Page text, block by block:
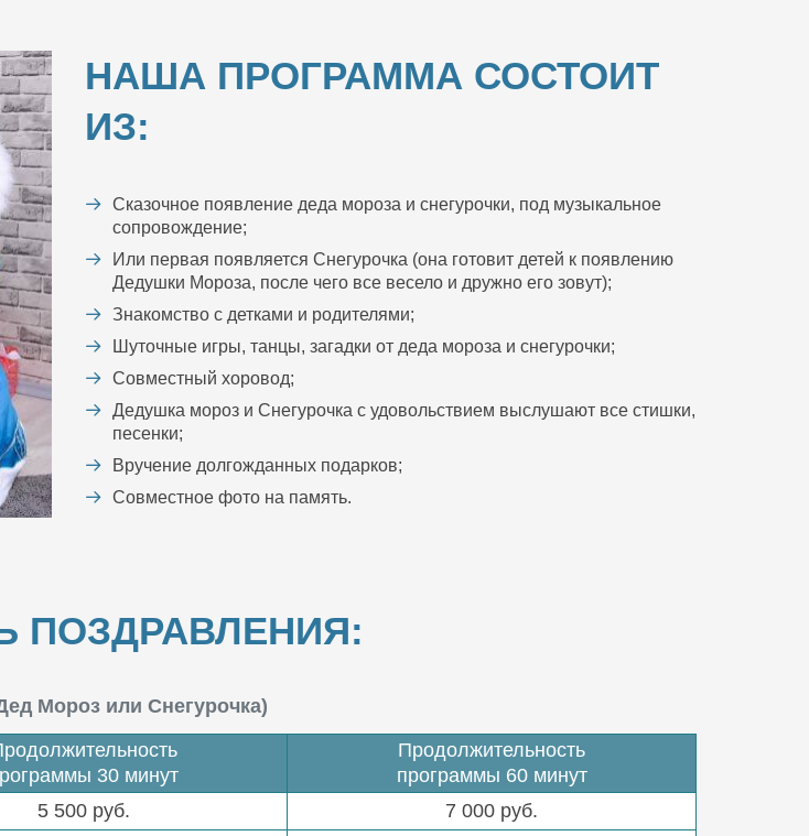
НАША ПРОГРАММА СОСТОИТ
ИЗ:
Сказочное появление деда мороза и снегурочки, под музыкальное
сопровождение;
Или первая появляется Снегурочка (она готовит детей к появлению
Дедушки Мороза, после чего все весело и дружно его зовут);
Знакомство с детками и родителями;
Шуточные игры, танцы, загадки от деда мороза и снегурочки;
Совместный хоровод;
Дедушка мороз и Снегурочка с удовольствием выслушают все стишки,
песенки;
Вручение долгожданных подарков;
Совместное фото на память.
ПОЗДРАВЛЕНИЯ:
Мороз или Снегурочка)
30 минут
Продолжительность
программы 60 минут
5 500 руб.
7 000 руб.